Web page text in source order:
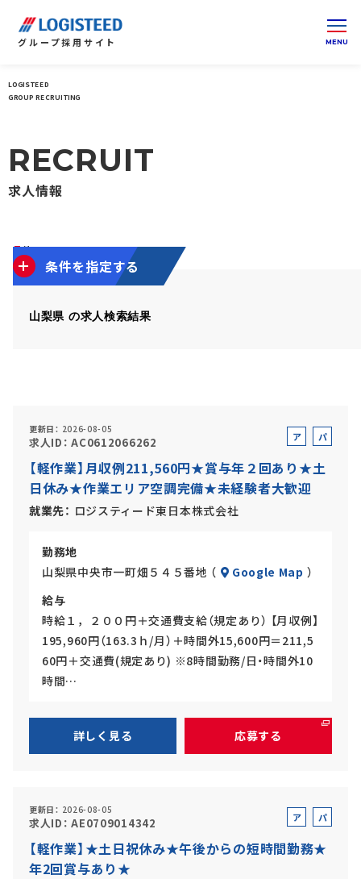
グループ採用サイト
アルバイト・パート採用
SHARE
LOGISTEED
GROUP RECRUITING
RECRUIT
求人情報
5件
条件を指定する
山梨県 の求人検索結果
更新日 2026-08-05
求人ID AC0612066262
ア
バ
イ
パ
ト
【軽作業】月収例211,560円★賞与年２回あり★土
日休み★作業エリア空調完備★未経験者大歓迎
就業先 ロジスティード東日本株式会社
勤務地
山梨県中央市一町畑５４５番地 （
Google Map ）
給与
時給１，２００円＋交通費支給（規定あり） 【月収例】
195,960円（163.3ｈ/月）＋時間外15,600円＝211,5
60円＋交通費(規定あり) ※8時間勤務/日・時間外10
時間…
詳しく見る 応募する
更新日 2026-08-05
求人ID AE0709014342
ア
バ
パ
ト
【軽作業】★土日祝休み★午後からの短時間勤務★
年2回賞与あり★